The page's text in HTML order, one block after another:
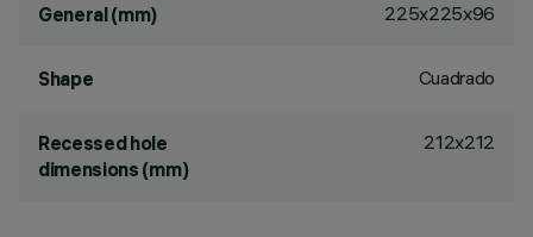
General (mm) 225x225x96
Shape Cuadrado
Recessed hole
dimensions (mm)
212x212